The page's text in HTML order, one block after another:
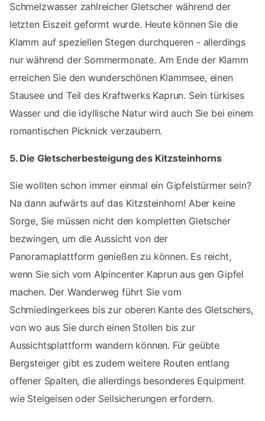
Schmelzwasser zahlreicher Gletscher während der
letzten Eiszeit geformt wurde. Heute können Sie die
Klamm auf speziellen Stegen durchqueren - allerdings
nur während der Sommermonate. Am Ende der Klamm
erreichen Sie den wunderschönen Klammsee, einen
Stausee und Teil des Kraftwerks Kaprun. Sein türkises
Wasser und die idyllische Natur wird auch Sie bei einem
romantischen Picknick verzaubern.
5. Die Gletscherbesteigung des Kitzsteinhorns
Sie wollten schon immer einmal ein Gipfelstürmer sein?
Na dann aufwärts auf das Kitzsteinhorn! Aber keine
Sorge, Sie müssen nicht den kompletten Gletscher
bezwingen, um die Aussicht von der
Panoramaplattform genießen zu können. Es reicht,
wenn Sie sich vom Alpincenter Kaprun aus gen Gipfel
machen. Der Wanderweg führt Sie vom
Schmiedingerkees bis zur oberen Kante des Gletschers,
von wo aus Sie durch einen Stollen bis zur
Aussichtsplattform wandern können. Für geübte
Bergsteiger gibt es zudem weitere Routen entlang
offener Spalten, die allerdings besonderes Equipment
wie Steigeisen oder Seilsicherungen erfordern.